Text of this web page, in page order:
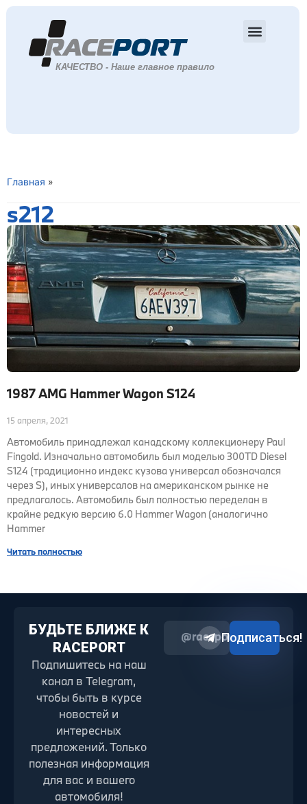
Главная »
s212
1987 AMG Hammer Wagon S124
15 апреля, 2021
Автомобиль принадлежал канадскому коллекционеру Paul
Fingold. Изначально автомобиль был моделью 300TD Diesel
S124 (традиционно индекс кузова универсал обозначался
через S), иных универсалов на американском рынке не
предлагалось. Автомобиль был полностью переделан в
крайне редкую версию 6.0 Hammer Wagon (аналогично
Hammer
Читать полностью
БУДЬТЕ БЛИЖЕ К
RACEPORT
Подпишитесь на наш
канал в Telegram,
чтобы быть в курсе
новостей и
интересных
предложений. Только
полезная информация
для вас и вашего
автомобиля!
@raceport2022
Подписаться!